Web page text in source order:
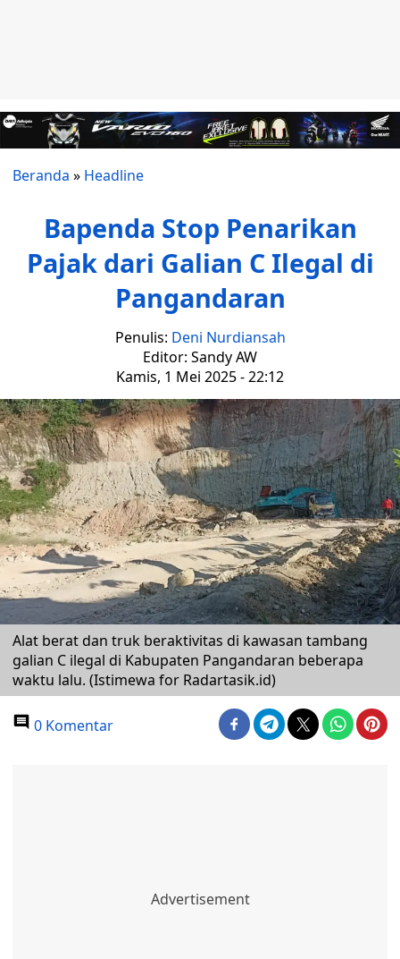
Beranda » Headline
Bapenda Stop Penarikan
Pajak dari Galian C Ilegal di
Pangandaran
Penulis: Deni Nurdiansah
Editor: Sandy AW
Kamis, 1 Mei 2025 - 22:12
Alat berat dan truk beraktivitas di kawasan tambang
galian C ilegal di Kabupaten Pangandaran beberapa
waktu lalu. (Istimewa for Radartasik.id)
0 Komentar